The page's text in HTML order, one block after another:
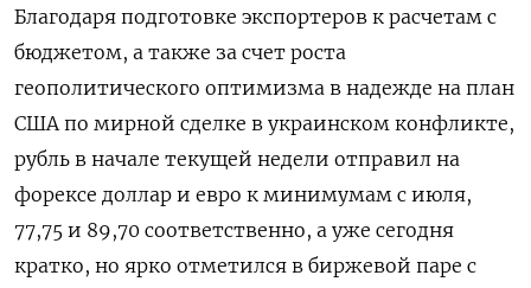
Благодаря подготовке экспортеров к расчетам с
бюджетом, а также за счет роста
геополитического оптимизма в надежде на план
США по мирной сделке в украинском конфликте,
рубль в начале текущей недели отправил на
форексе доллар и евро к минимумам с июля,
77,75 и 89,70 соответственно, а уже сегодня
кратко, но ярко отметился в биржевой паре с